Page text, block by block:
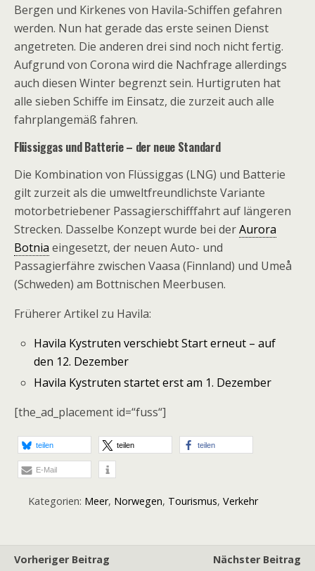
Bergen und Kirkenes von Havila-Schiffen gefahren
werden. Nun hat gerade das erste seinen Dienst
angetreten. Die anderen drei sind noch nicht fertig.
Aufgrund von Corona wird die Nachfrage allerdings
auch diesen Winter begrenzt sein. Hurtigruten hat
alle sieben Schiffe im Einsatz, die zurzeit auch alle
fahrplangemäß fahren.
Flüssiggas und Batterie – der neue Standard
Die Kombination von Flüssiggas (LNG) und Batterie
gilt zurzeit als die umweltfreundlichste Variante
motorbetriebener Passagierschifffahrt auf längeren
Strecken. Dasselbe Konzept wurde bei derAurora
Botnia eingesetzt, der neuen Auto- und
Passagierfähre zwischen Vaasa (Finnland) und Umeå
(Schweden) am Bottnischen Meerbusen.
Früherer Artikel zu Havila:
Havila Kystruten verschiebt Start erneut – auf
den 12. Dezember
Havila Kystruten startet erst am 1. Dezember
[the_ad_placement id=“fuss“]
teilen teilen teilen
E-Mail
Kategorien: Meer, Norwegen, Tourismus, Verkehr
Vorheriger Beitrag
Nächster Beitrag